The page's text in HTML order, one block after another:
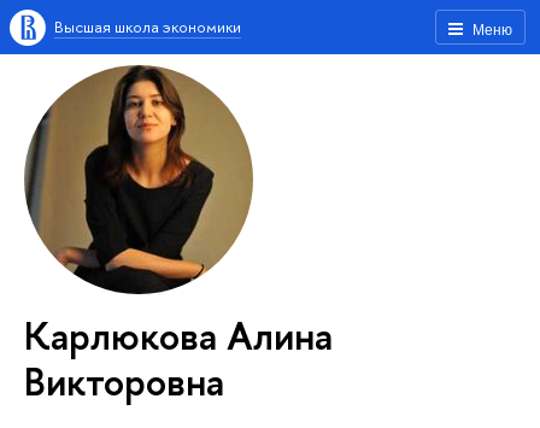
Меню
Высшая школа экономики
Карлюкова Алина
Викторовна